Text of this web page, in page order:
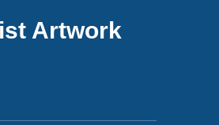
Artwork